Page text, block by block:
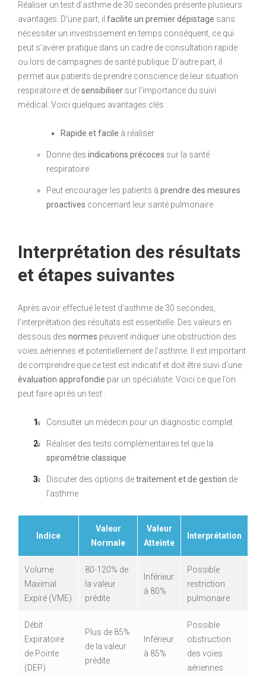
Réaliser un test d’asthme de 30 secondes présente plusieurs
avantages. D’une part, il facilite un premier dépistage sans
nécessiter un investissement en temps conséquent, ce qui
peut s’avérer pratique dans un cadre de consultation rapide
ou lors de campagnes de santé publique. D’autre part, il
permet aux patients de prendre conscience de leur situation
respiratoire et desensibiliser sur l’importance du suivi
médical. Voici quelques avantages clés :
Rapide et facile à réaliser
Donne des indications précoces sur la santé
respiratoire
Peut encourager les patients à prendre des mesures
proactives concernant leur santé pulmonaire
Interprétation des résultats
et étapes suivantes
Après avoir effectué le test d’asthme de 30 secondes,
l’interprétation des résultats est essentielle. Des valeurs en
dessous des normes peuvent indiquer une obstruction des
voies aériennes et potentiellement de l’asthme. Il est important
de comprendre que ce test est indicatif et doit être suivi d’une
évaluation approfondie par un spécialiste. Voici ce que l’on
peut faire après un test :
Consulter un médecin pour un diagnostic complet
Réaliser des tests complémentaires tel que la
spirométrie classique
Discuter des options detraitement et de gestion de
l’asthme
Indice
Valeur
Normale
Valeur
Atteinte
Interprétation
Volume
Maximal
Expiré (VME)
80-120% de
la valeur
prédite
Inférieur
à 80%
Possible
restriction
pulmonaire
Débit
Expiratoire
de Pointe
(DEP)
Plus de 85%
de la valeur
prédite
Inférieur
à 85%
Possible
obstruction
des voies
aériennes